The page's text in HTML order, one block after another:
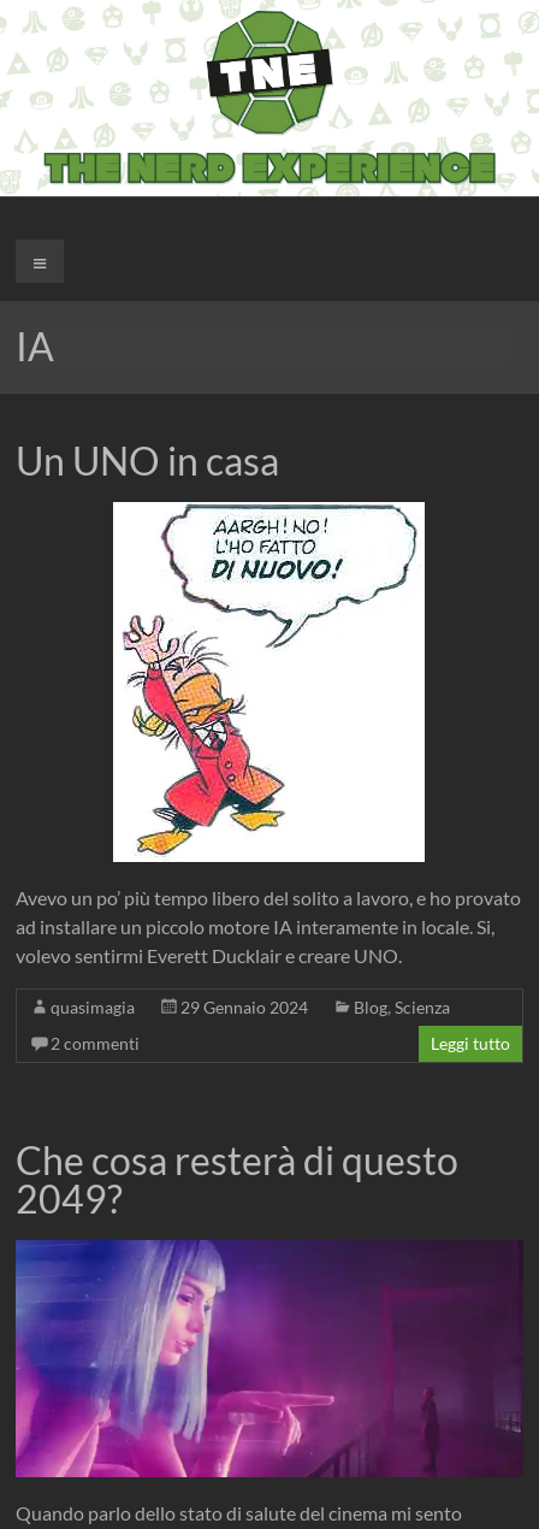
Salta
al
contenuto
The Nerd Experience
Menu
IA
Un UNO in casa
Avevo un po’ più tempo libero del solito a lavoro, e ho provato
ad installare un piccolo motore IA interamente in locale. Si,
volevo sentirmi Everett Ducklair e creare UNO.
quasimagia 29 Gennaio 2024 Blog,Scienza
2 commenti
Leggi tutto
Che cosa resterà di questo
2049?
Quando parlo dello stato di salute del cinema mi sento